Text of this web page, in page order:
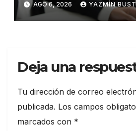
AGO 6, 2026 YAZMÍN
Deja una
Tu dirección de correo
publicada. Los campos
marcados con *